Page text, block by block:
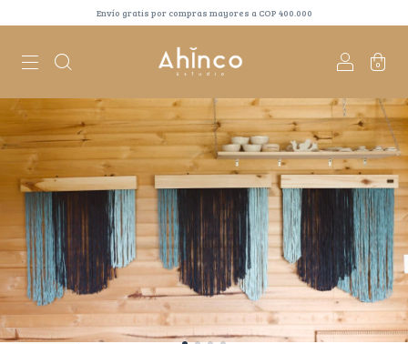
Envío gratis por compras mayores a COP 400.000
0